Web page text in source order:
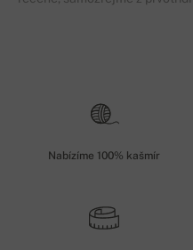
Nabízíme 100% kašmír